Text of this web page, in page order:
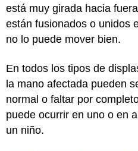
está muy girada hacia
están fusionados o unidos
no lo puede mover bien.
En todos los tipos de
la mano afectada pueden
normal o faltar por
puede ocurrir en uno o en
un niño.